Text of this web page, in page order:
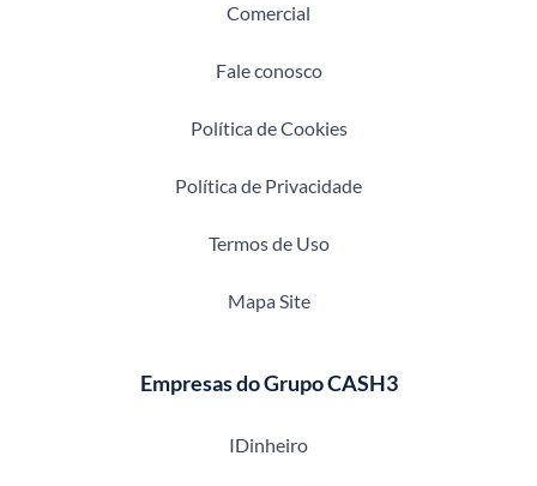
Comercial
Fale conosco
Política de Cookies
Política de Privacidade
Termos de Uso
Mapa Site
Empresas do Grupo CASH3
IDinheiro